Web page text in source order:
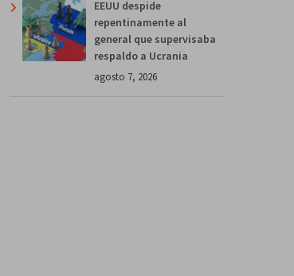
EEUU despide
repentinamente al
general que supervisaba
respaldo a Ucrania
agosto 7, 2026